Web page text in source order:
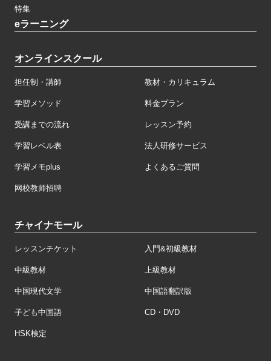
特集
eラーニング
オンラインスクール
担任制・講師 教材・カリキュラム
学習メソッド 料金プラン
受講までの流れ レッスン予約
学習レベル表 法人研修サービス
学習メモplus よくあるご質問
网校教师招聘
チャイナモール
レッスンチケット 入門&初級教材
中級教材 上級教材
中国現代文学 中国語翻訳版
子ども中国語 CD・DVD
HSK検定